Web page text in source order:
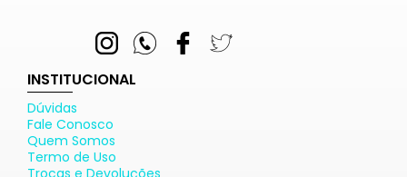
INSTITUCIONAL
Dúvidas
Fale Conosco
Quem Somos
Termo de Uso
Trocas e Devoluções